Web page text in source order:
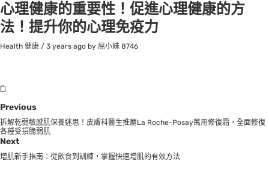
心理健康的重要性！促進心理健康的方
法！提升你的心理免疫力
Health 健康 / 3 years ago by 屈小妹 8746
Previous
拆解乾弱敏感肌保養迷思！皮膚科醫生推薦La Roche-Posay萬用修復霜，全面修復
各種受損脆弱肌
Next
增肌新手指南：從飲食到訓練，掌握快速增肌的有效方法